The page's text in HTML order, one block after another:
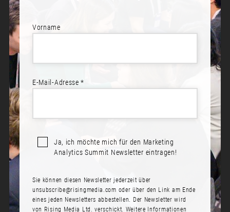
BEGRÜSSUNG RISING MEDIA
Mittwoch, 26. Januar 2022
Zeit:
Vorname
E-Mail-Adresse *
Ja, ich möchte mich für den Marketing
Analytics Summit Newsletter eintragen!
Sie können diesen Newsletter jederzeit über
unsubscribe@risingmedia.com oder über den Link am Ende
eines jeden Newsletters abbestellen. Der Newsletter wird
von Rising Media Ltd. verschickt. Weitere Informationen